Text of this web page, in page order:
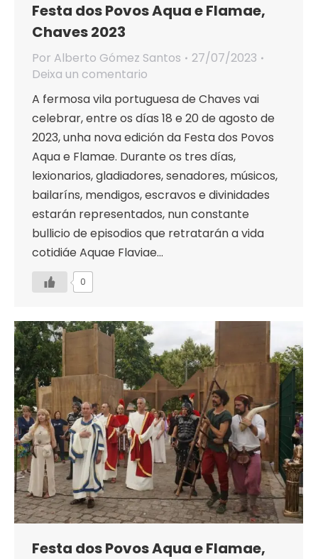
Festa dos Povos Aqua e Flamae,
Chaves 2023
Por Alberto Gómez Santos
27/07/2023
Deixa un comentario
A fermosa vila portuguesa de Chaves vai
celebrar, entre os días 18 e 20 de agosto de
2023, unha nova edición da Festa dos Povos
Aqua e Flamae. Durante os tres días,
lexionarios, gladiadores, senadores, músicos,
bailaríns, mendigos, escravos e divinidades
estarán representados, nun constante
bullicio de episodios que retratarán a vida
cotidiáe Aquae Flaviae…
0
Festa dos Povos Aqua e Flamae,